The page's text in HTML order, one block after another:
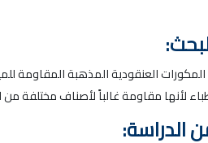
العنقودية المذهبة المقاومة
لأنها مقاومة غالباً لأصناف مختلفة من
الدراسة: